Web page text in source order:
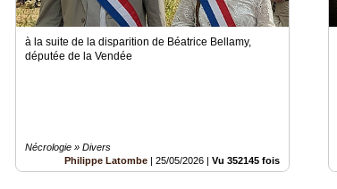
à la suite de la disparition de Béatrice Bellamy,
députée de la Vendée
Nécrologie » Divers
Philippe Latombe |25/05/2026 |Vu 352145 fois